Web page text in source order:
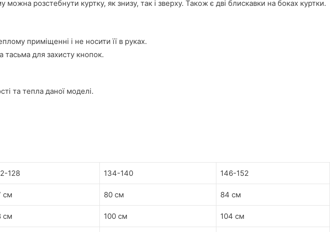
розстебнути куртку, як знизу, так і зверху. Також є дві блискавки на боках куртки.
приміщенні і не носити її в руках.
тасьма для захисту кнопок.
та тепла даної моделі.
128 134-140 146-152
см 80 см 84 см
см 100 см 104 см